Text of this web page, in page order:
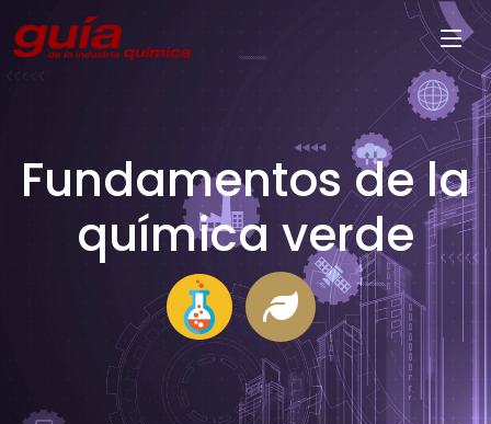
Fundamentos de la
química verde